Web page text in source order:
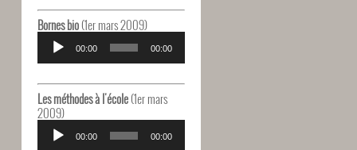
Bornes bio(1er mars 2009)
Lecteur
audio
00:00 00:00
Les méthodes à l'école(1er mars
2009)
Lecteur
audio
00:00 00:00